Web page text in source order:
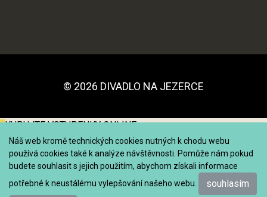
© 2026 DIVADLO NA JEZERCE
Náš web kromě technických cookies nutných k chodu webu
používá cookies také k analýze návštěvnosti. Pomůže nám pokud
budete souhlasit s jejich použitím, abychom získali informace
potřebné k neustálému vylepšování našeho webu.
souhlasím
KUPUJTE VSTUPENKY ONLINE